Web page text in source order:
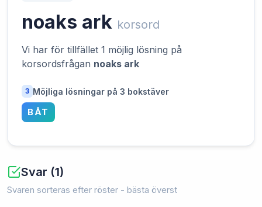
noaks ark korsord
Vi har för tillfället 1 möjlig lösning på
korsordsfrågan noaks ark
3 Möjliga lösningar på 3 bokstäver
BÅT
Svar (1)
Svaren sorteras efter röster - bästa överst